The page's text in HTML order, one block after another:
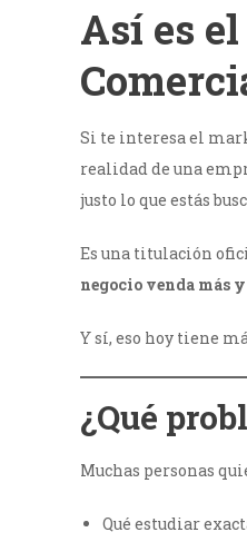
Así es
Si te interesa el
realidad de una
justo lo que estás
Es una titulación
negocio venda más
Y sí, eso hoy tiene
¿Qué
Muchas personas
Qué estudiar